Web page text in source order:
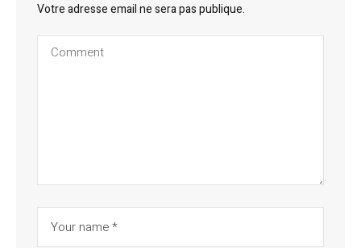
Votre adresse email ne sera pas publique.